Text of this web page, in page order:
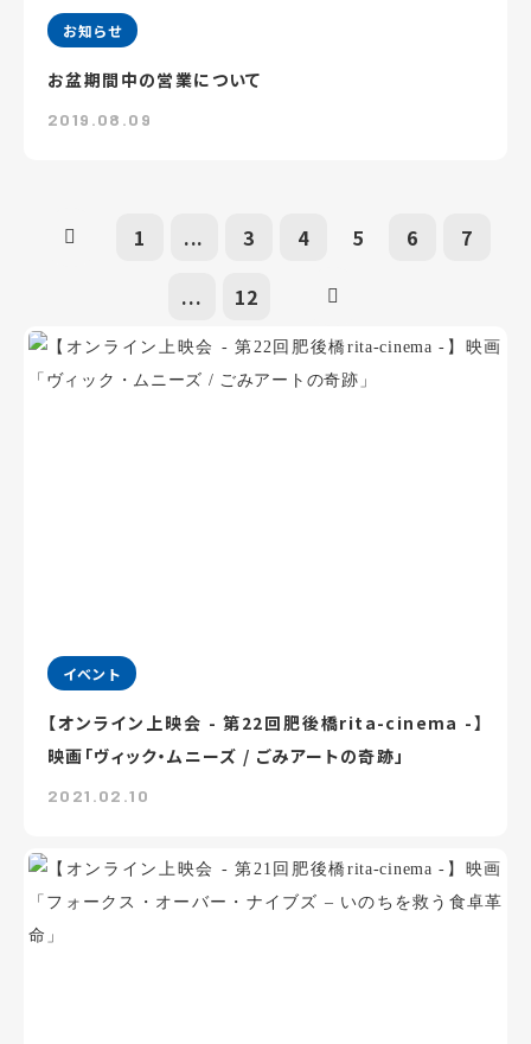
お知らせ
お盆期間中の営業について
2019.08.09
1 ... 3 4 5 6 7
... 12
イベント
【オンライン上映会 - 第22回肥後橋rita-cinema -】
映画「ヴィック・ムニーズ / ごみアートの奇跡」
2021.02.10